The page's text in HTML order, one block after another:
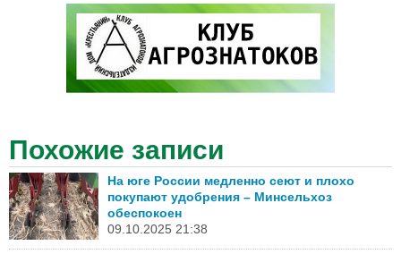
Похожие записи
На юге России медленно сеют и плохо
покупают удобрения – Минсельхоз
обеспокоен
09.10.2025 21:38